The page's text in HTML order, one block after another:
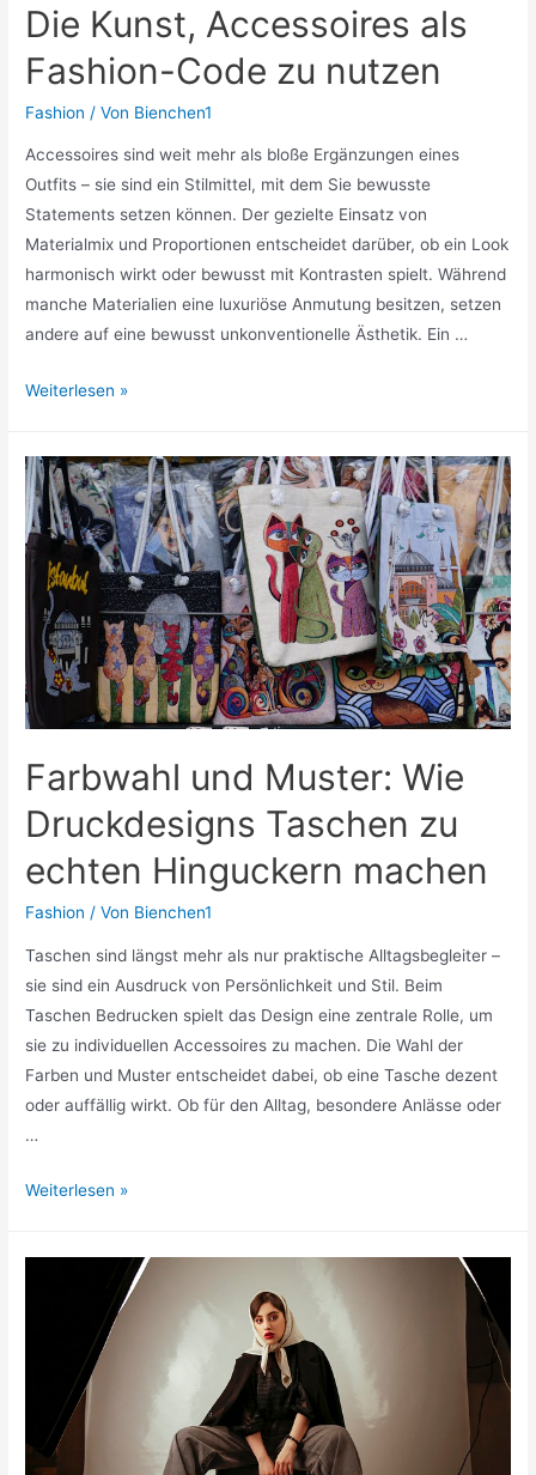
Die Kunst, Accessoires als
Fashion-Code zu nutzen
Fashion / Von Bienchen1
Accessoires sind weit mehr als bloße Ergänzungen eines
Outfits – sie sind ein Stilmittel, mit dem Sie bewusste
Statements setzen können. Der gezielte Einsatz von
Materialmix und Proportionen entscheidet darüber, ob ein Look
harmonisch wirkt oder bewusst mit Kontrasten spielt. Während
manche Materialien eine luxuriöse Anmutung besitzen, setzen
andere auf eine bewusst unkonventionelle Ästhetik. Ein …
Materialmix
Die
Kunst,
Accessoires
Fashion-
Code
nutzen
Weiterlesen »
Farbwahl und Muster: Wie
Druckdesigns Taschen zu
echten Hinguckern machen
Fashion / Von Bienchen1
Taschen sind längst mehr als nur praktische Alltagsbegleiter –
sie sind ein Ausdruck von Persönlichkeit und Stil. Beim
Taschen Bedrucken spielt das Design eine zentrale Rolle, um
sie zu individuellen Accessoires zu machen. Die Wahl der
Farben und Muster entscheidet dabei, ob eine Tasche dezent
oder auffällig wirkt. Ob für den Alltag, besondere Anlässe oder
…
Farbwahl
Druckdesigns
echten
Hinguckern
machen
Weiterlesen »